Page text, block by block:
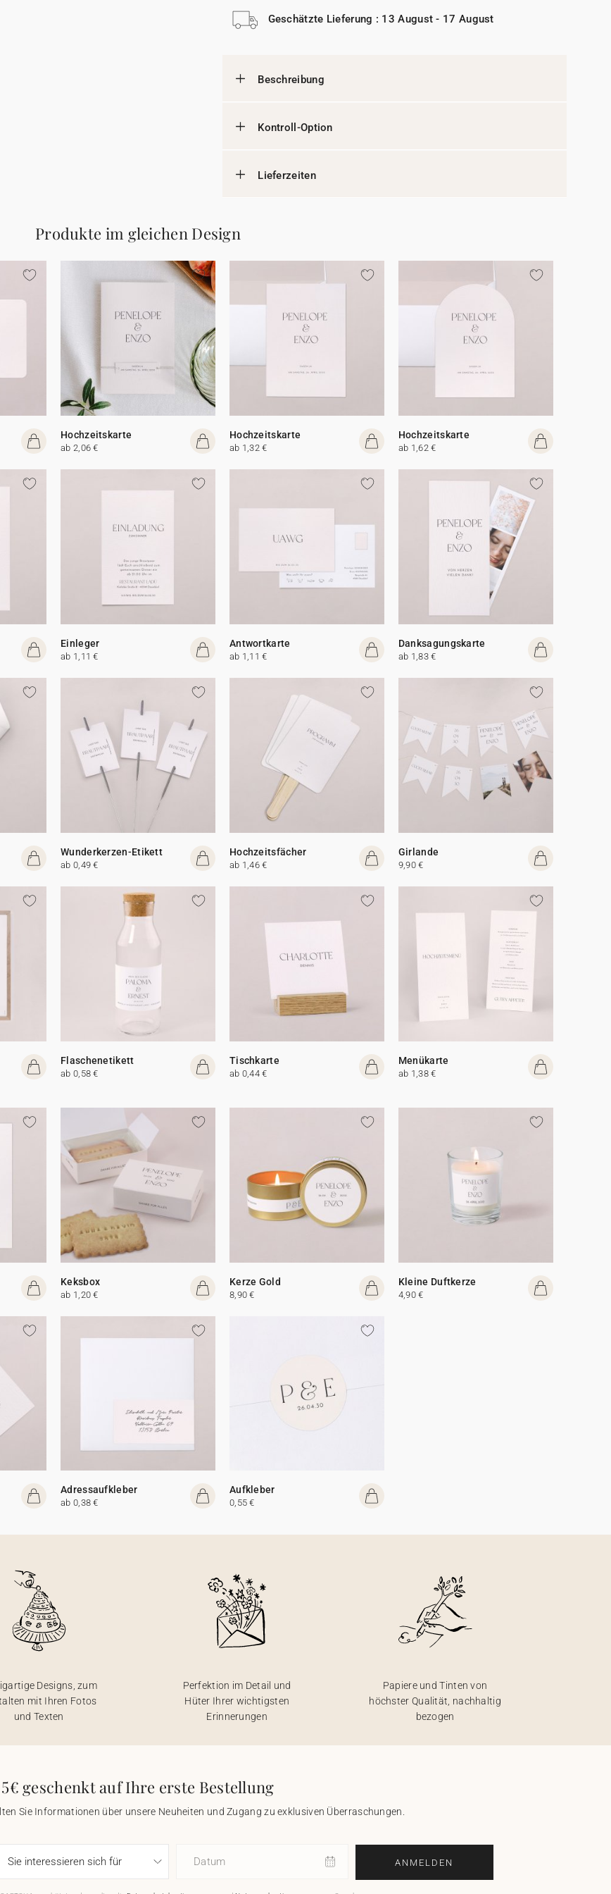
Geschätzte Lieferung : 13 August - 17 August
Beschreibung
Kontroll-Option
Lieferzeiten
Produkte im gleichen Design
Hochzeitskarte
ab 2,06 €
Hochzeitskarte
ab 1,32 €
Hochzeitskarte
ab 1,62 €
Einleger
ab 1,11 €
Antwortkarte
ab 1,11 €
Danksagungskarte
ab 1,83 €
Wunderkerzen-Etikett
ab 0,49 €
Hochzeitsfächer
ab 1,46 €
Girlande
9,90 €
Flaschenetikett
ab 0,58 €
Tischkarte
ab 0,44 €
Menükarte
ab 1,38 €
Keksbox
ab 1,20 €
Kerze Gold
8,90 €
Kleine Duftkerze
4,90 €
Adressaufkleber
ab 0,38 €
Aufkleber
0,55 €
Designs, zum
mit Ihren Fotos
und Texten
Perfektion im Detail und
Hüter Ihrer wichtigsten
Erinnerungen
Papiere und Tinten von
höchster Qualität, nachhaltig
bezogen
5€ geschenkt auf Ihre erste Bestellung
Sie Informationen über unsere Neuheiten und Zugang zu exklusiven Überraschungen.
Datum ANMELDEN